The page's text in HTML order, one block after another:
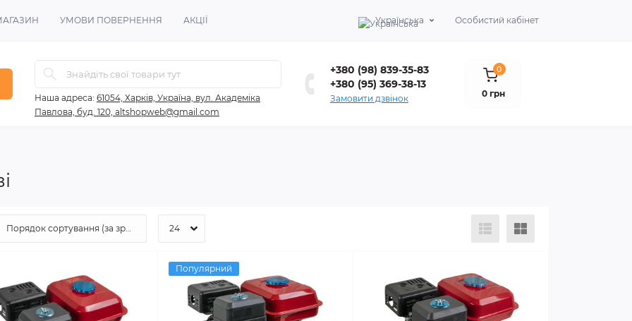
УМОВИ ПОВЕРНЕННЯ АКЦІЇ Українська Особистий кабінет
Наша адреса: 61054, Харків, Україна, вул. Академіка
Павлова, буд. 120, altshopweb@gmail.com
+380 (98) 839-35-83
+380 (95) 369-38-13
Замовити дзвінок
0
0 грн
Популярний